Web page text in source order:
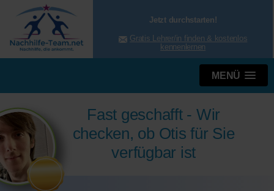
Jetzt durchstarten!
Gratis Lehrer/in finden & kostenlos
kennenlernen
MENÜ
Fast geschafft - Wir
checken, ob Otis für Sie
verfügbar ist